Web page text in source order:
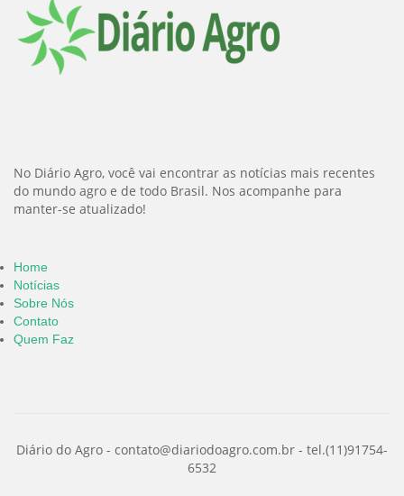
No Diário Agro, você vai encontrar as notícias mais recentes
do mundo agro e de todo Brasil. Nos acompanhe para
manter-se atualizado!
Home
Notícias
Sobre Nós
Contato
Quem Faz
Diário do Agro - contato@diariodoagro.com.br - tel.(11)91754-
6532